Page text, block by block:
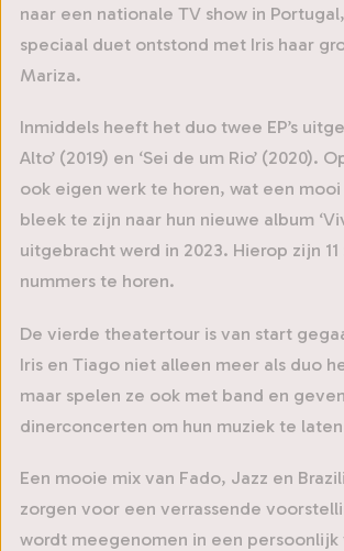
naar een nationale TV show in
speciaal duet ontstond met Iris haar
Mariza.
Inmiddels heeft het duo twee EP’s
Alto’ (2019) en ‘Sei de um Rio’ (2020).
ook eigen werk te horen, wat een
bleek te zijn naar hun nieuwe album
uitgebracht werd in 2023. Hierop zijn
nummers te horen.
De vierde theatertour is van start
Iris en Tiago niet alleen meer als duo
maar spelen ze ook met band en
dinerconcerten om hun muziek te
Een mooie mix van Fado, Jazz en
zorgen voor een verrassende
wordt meegenomen in een persoonlijk